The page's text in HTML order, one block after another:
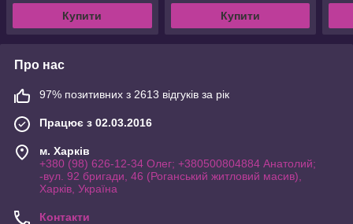
Купити Купити
Про нас
97% позитивних з 2613 відгуків за рік
Працює з 02.03.2016
м. Харків
+380 (98) 626-12-34 Олег; +380500804884 Анатолий;
-вул. 92 бригади, 46 (Роганський житловий масив),
Харків, Україна
Контакти